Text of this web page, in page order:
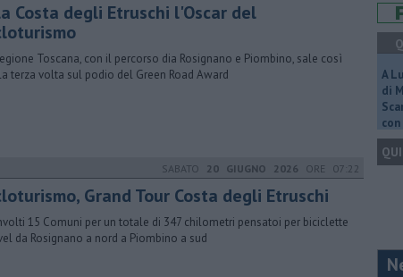
Costa degli Etruschi l'Oscar del
Toscana, con il percorso dia Rosignano e Piombino, sale così
terza volta sul podio del Green Road Award
SABATO 20 GIUGNO 2026 ORE 07:22
Grand Tour Costa degli Etruschi
15 Comuni per un totale di 347 chilometri pensatoi per biciclette
da Rosignano a nord a Piombino a sud
A
di
QUI